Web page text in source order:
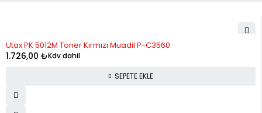
Utax PK 5012M Toner Kırmızı Muadil P-C3560
1.726,00 ₺Kdv dahil
SEPETE EKLE